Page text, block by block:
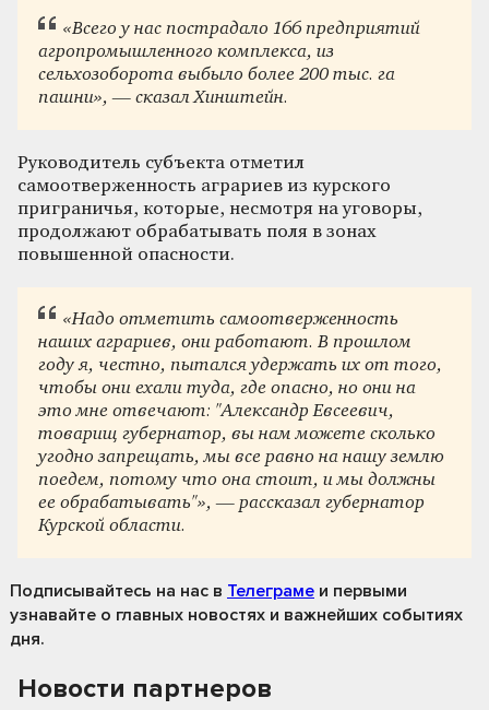
«Всего у нас пострадало 166 предприятий
агропромышленного комплекса, из
сельхозоборота выбыло более 200 тыс. га
пашни», — сказал Хинштейн.
Руководитель субъекта отметил
самоотверженность аграриев из курского
приграничья, которые, несмотря на уговоры,
продолжают обрабатывать поля в зонах
повышенной опасности.
«Надо отметить самоотверженность
наших аграриев, они работают. В прошлом
году я, честно, пытался удержать их от того,
чтобы они ехали туда, где опасно, но они на
это мне отвечают: "Александр Евсеевич,
товарищ губернатор, вы нам можете сколько
угодно запрещать, мы все равно на нашу землю
поедем, потому что она стоит, и мы должны
ее обрабатывать"», — рассказал губернатор
Курской области.
Подписывайтесь на нас в Телеграме и первыми
узнавайте о главных новостях и важнейших событиях
дня.
Новости партнеров